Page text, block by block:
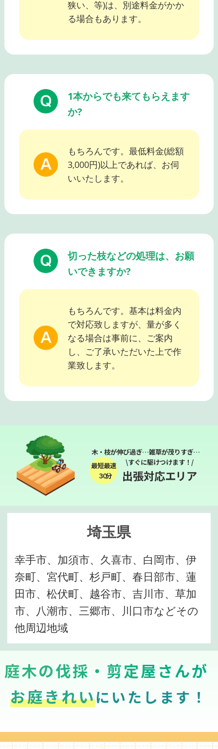
狭い、等)は、別途料金がかか
る場合もあります。
1本からでも来てもらえます
か?
もちろんです。最低料金(総額
3,000円)以上であれば、お伺
いいたします。
切った枝などの処理は、お願
いできますか?
もちろんです。基本は料金内
で対応致しますが、量が多く
なる場合は事前に、ご案内
し、ご了承いただいた上で作
業致します。
木・枝が伸び過ぎ…雑草が茂りすぎ…
最短最速
３０分
\すぐに駆けつけます！/
出張対応エリア
埼玉県
幸手市、加須市、久喜市、白岡市、伊
奈町、宮代町、杉戸町、春日部市、蓮
田市、松伏町、越谷市、吉川市、草加
市、八潮市、三郷市、川口市などその
他周辺地域
庭木の伐採・剪定屋さんが
お庭きれいにいたします！